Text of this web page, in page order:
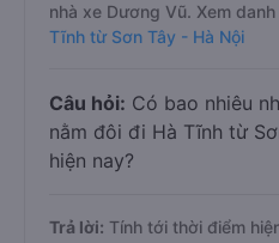
nhà xe Dương Vũ. Xem
Tĩnh từ Sơn Tây - Hà Nội
Câu hỏi: Có bao nhiêu
nằm đôi đi Hà Tĩnh từ
hiện nay?
Trả lời: Tính tới thời điểm